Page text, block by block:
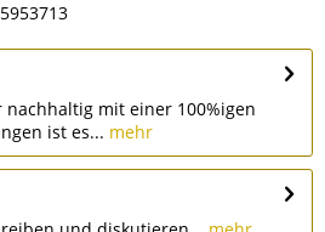
nachhaltig mit einer 100%igen
ist es... mehr